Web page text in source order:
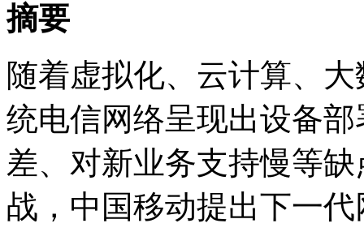
摘要
随着虚拟化、云计算、
统电信网络呈现出设备部署
差、对新业务支持慢等
战，中国移动提出下一